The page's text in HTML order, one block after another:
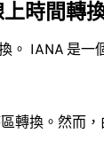
時間轉
。 IANA 是
轉換。然而